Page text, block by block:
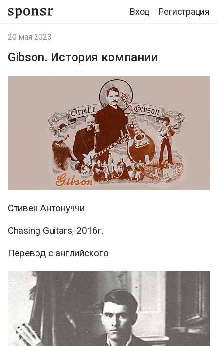
Вход Регистрация
20 мая 2023
Gibson. История компании
Стивен Антонуччи
Chasing Guitars, 2016г.
Перевод с английского